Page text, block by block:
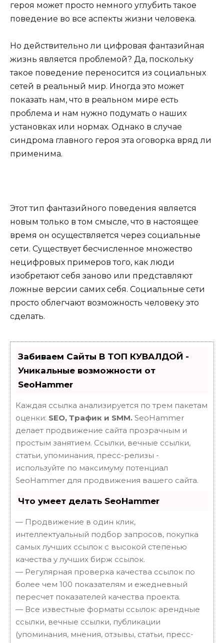
героя может просто немного углубить такое
поведение во все аспекты жизни человека.
Но действительно ли цифровая фантазийная
жизнь является проблемой? Да, поскольку
такое поведение переносится из социальных
сетей в реальный мир. Иногда это может
показать нам, что в реальном мире есть
проблема и нам нужно подумать о наших
установках или нормах. Однако в случае
синдрома главного героя эта оговорка вряд ли
применима.
Этот тип фантазийного поведения является
новым только в том смысле, что в настоящее
время он осуществляется через социальные
сети. Существует бесчисленное множество
нецифровых примеров того, как люди
изобретают себя заново или представляют
ложные версии самих себя. Социальные сети
просто облегчают возможность человеку это
сделать.
Забиваем Сайты В ТОП КУВАЛДОЙ -
Уникальные возможности от
SeoHammer
Каждая ссылка анализируется по трем пакетам
оценки: SEO, Трафик и SMM. SeoHammer
делает продвижение сайта прозрачным и
простым занятием. Ссылки, вечные ссылки,
статьи, упоминания, пресс-релизы -
используйте по максимуму потенциал
SeoHammer для продвижения вашего сайта.
Что умеет делать SeoHammer
— Продвижение в один клик,
интеллектуальный подбор запросов, покупка
самых лучших ссылок с высокой степенью
качества у лучших бирж ссылок.
— Регулярная проверка качества ссылок по
более чем 100 показателям и ежедневный
пересчет показателей качества проекта.
— Все известные форматы ссылок: арендные
ссылки, вечные ссылки, публикации
(упоминания, мнения, отзывы, статьи, пресс-